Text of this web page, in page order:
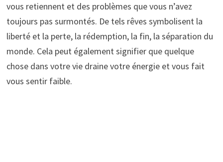
vous retiennent et des problèmes que vous n’avez
toujours pas surmontés. De tels rêves symbolisent la
liberté et la perte, la rédemption, la fin, la séparation du
monde. Cela peut également signifier que quelque
chose dans votre vie draine votre énergie et vous fait
vous sentir faible.